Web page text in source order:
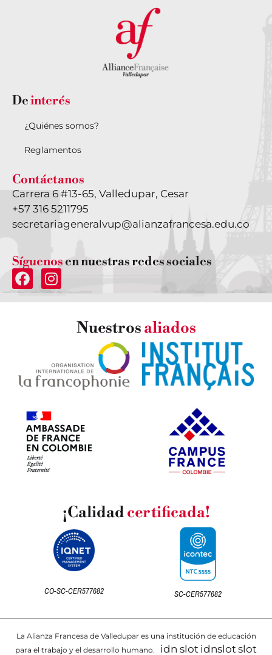
Deinterés
¿Quiénes somos?
Reglamentos
Contáctanos
Carrera 6 #13-65, Valledupar, Cesar
+57 316 5211795
secretariageneralvup@alianzafrancesa.edu.co
Síguenosen nuestras redes sociales
Nuestrosaliados
¡Calidadcertificada!
CO-SC-CER577682 SC-CER577682
La Alianza Francesa de Valledupar es una institución de educación
para el trabajo y el desarrollo humano. idn slot idnslot slot